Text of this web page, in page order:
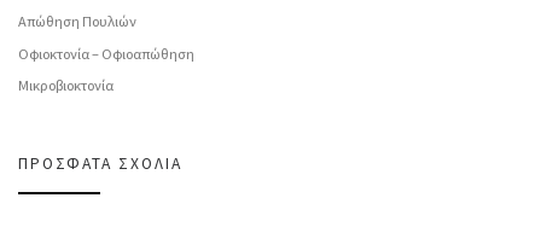
Απώθηση Πουλιών
Οφιοκτονία – Οφιοαπώθηση
Μικροβιοκτονία
ΠΡΌΣΦΑΤΑ ΣΧΌΛΙΑ